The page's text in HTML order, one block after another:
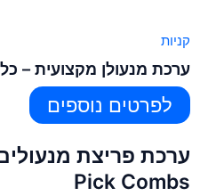
קניות
ערכת מנעולן מקצועית –
לפרטים נוספים
Pick Combs